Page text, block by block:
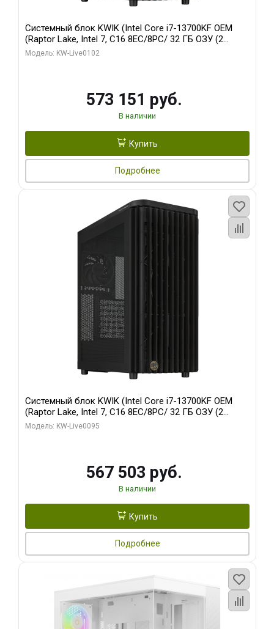
Системный блок KWIK (Intel Core i7-13700KF OEM
(Raptor Lake, Intel 7, C16 8EC/8PC/ 32 ГБ ОЗУ (2
модуля)/ Afox RTX4090 24GB GDDR6X 384-Bit 3xDP
Модель: KW-Live0102
573 151 руб.
В наличии
Купить
Подробнее
Системный блок KWIK (Intel Core i7-13700KF OEM
(Raptor Lake, Intel 7, C16 8EC/8PC/ 32 ГБ ОЗУ (2
модуля)/ Afox RTX4090 24GB GDDR6X 384-Bit 3xDP
Модель: KW-Live0095
567 503 руб.
В наличии
Купить
Подробнее